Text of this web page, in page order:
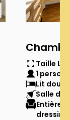
Taille L
1
Lit
Salle de